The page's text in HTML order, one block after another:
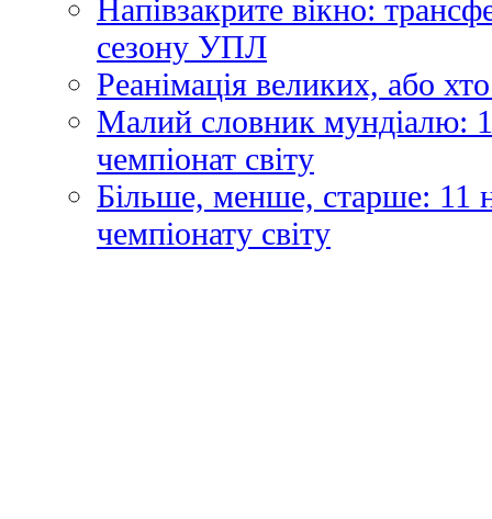
Напівзакрите вікно:
сезону УПЛ
Реанімація великих, або
Малий словник мундіалю:
чемпіонат світу
Більше, менше, старше: 11
чемпіонату світу